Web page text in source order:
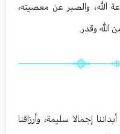
الله، والصبر عن معصيته،
الله وقدر.
إجمالا سليمة، وأرزاقنا